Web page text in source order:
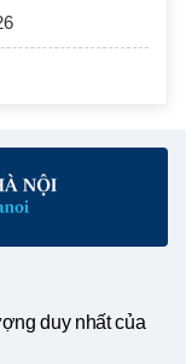
duy nhất của